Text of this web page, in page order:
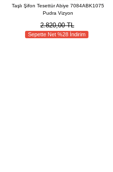
Taşlı Şifon Tesettür Abiye 7084ABK1075
Pudra Vizyon
2.820,00 TL
Sepette Net %28 İndirim